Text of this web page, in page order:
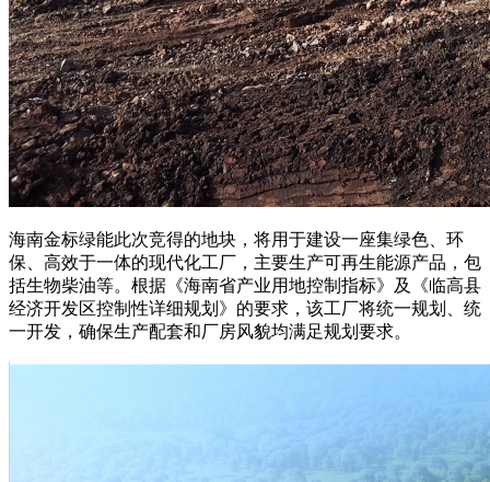
海南金标绿能此次竞得的地块，将用于建设一座集绿色、环
保、高效于一体的现代化工厂，主要生产可再生能源产品，包
括生物柴油等。根据《海南省产业用地控制指标》及《临高县
经济开发区控制性详细规划》的要求，该工厂将统一规划、统
一开发，确保生产配套和厂房风貌均满足规划要求。